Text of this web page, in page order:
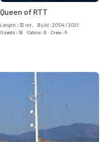
Queen of RTT
Length : 32 mt. Build : 2004 / 2021
Guests : 18 Cabins : 8 Crew : 6